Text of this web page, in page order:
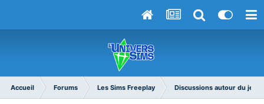
Accueil Forums Les Sims Freeplay Discussions autour du jeu